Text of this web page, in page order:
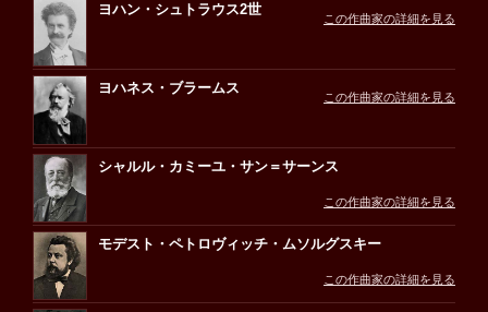
ヨハン・シュトラウス2世
この作曲家の詳細を見る
ヨハネス・ブラームス
この作曲家の詳細を見る
シャルル・カミーユ・サン＝サーンス
この作曲家の詳細を見る
モデスト・ペトロヴィッチ・ムソルグスキー
この作曲家の詳細を見る